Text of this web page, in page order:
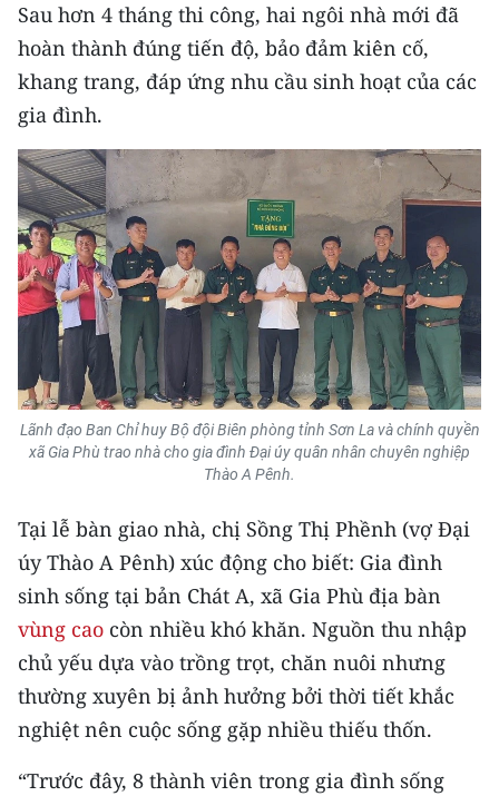
Media Giáo dục
Media Y tế
Media Khoa học - Công nghệ
Media Môi trường
Ảnh
Infographic
TIN MỚI
TIN ĐỊA PHƯƠNG
Trung du và miền núi phía Bắc
Bắc Trung Bộ
Duyên hải Nam Trung Bộ và Tây
Nguyên
Đông Nam Bộ
Đồng bằng sông Cửu Long
Sau hơn 4 tháng thi công, hai ngôi nhà mới đã
hoàn thành đúng tiến độ, bảo đảm kiên cố,
khang trang, đáp ứng nhu cầu sinh hoạt của các
gia đình.
Lãnh đạo Ban Chỉ huy Bộ đội Biên phòng tỉnh Sơn La và chính quyền
xã Gia Phù trao nhà cho gia đình Đại úy quân nhân chuyên nghiệp
Thào A Pênh.
Tại lễ bàn giao nhà, chị Sồng Thị Phềnh (vợ Đại
úy Thào A Pênh) xúc động cho biết: Gia đình
sinh sống tại bản Chát A, xã Gia Phù địa bàn
vùng cao còn nhiều khó khăn. Nguồn thu nhập
chủ yếu dựa vào trồng trọt, chăn nuôi nhưng
thường xuyên bị ảnh hưởng bởi thời tiết khắc
nghiệt nên cuộc sống gặp nhiều thiếu thốn.
“Trước đây, 8 thành viên trong gia đình sống